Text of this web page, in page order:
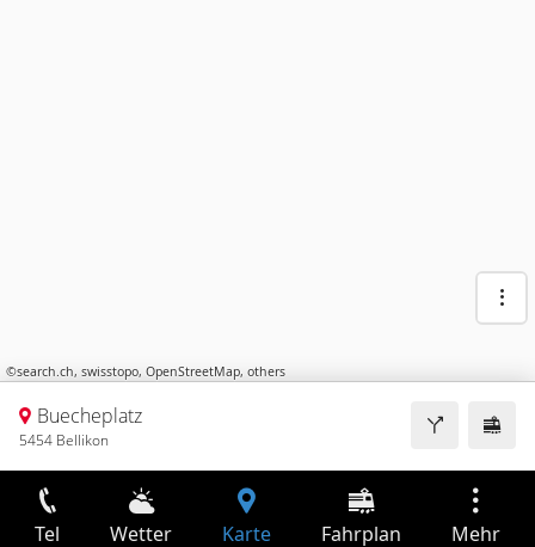
©search.ch, swisstopo, OpenStreetMap, others
Buecheplatz
5454 Bellikon
Tel Wetter Karte Fahrplan Mehr